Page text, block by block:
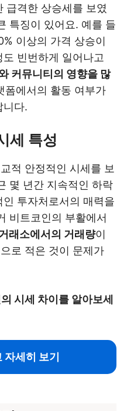
급격한 상승세를 보였
특징이 있어요. 예를 들
이상의 가격 상승이
빈번하게 일어나고
커뮤니티의 영향을 많
폼에서의 활동 여부가
니다.
세 특성
적 안정적인 시세를 보
몇 년간 지속적인 하락
투자처로서의 매력을
비트코인의 부활에서
래소에서의 거래량이
로 적은 것이 문제가
시세 차이를 알아보세
자세히 보기